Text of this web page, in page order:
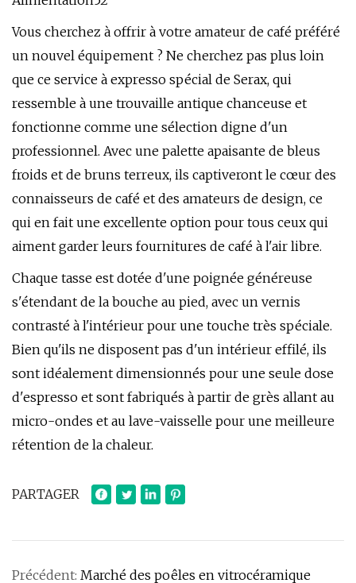
Vous cherchez à offrir à votre amateur de café préféré
un nouvel équipement ? Ne cherchez pas plus loin
que ce service à expresso spécial de Serax, qui
ressemble à une trouvaille antique chanceuse et
fonctionne comme une sélection digne d'un
professionnel. Avec une palette apaisante de bleus
froids et de bruns terreux, ils captiveront le cœur des
connaisseurs de café et des amateurs de design, ce
qui en fait une excellente option pour tous ceux qui
aiment garder leurs fournitures de café à l'air libre.
Chaque tasse est dotée d'une poignée généreuse
s'étendant de la bouche au pied, avec un vernis
contrasté à l'intérieur pour une touche très spéciale.
Bien qu'ils ne disposent pas d'un intérieur effilé, ils
sont idéalement dimensionnés pour une seule dose
d'espresso et sont fabriqués à partir de grès allant au
micro-ondes et au lave-vaisselle pour une meilleure
rétention de la chaleur.
PARTAGER
Précédent: Marché des poêles en vitrocéramique